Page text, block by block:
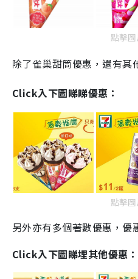
點擊
除了雀巢甜筒優惠，還有其
Click入下圖睇睇優惠：
點擊
另外亦有多個著數優惠，優
Click入下圖睇埋其他優惠：